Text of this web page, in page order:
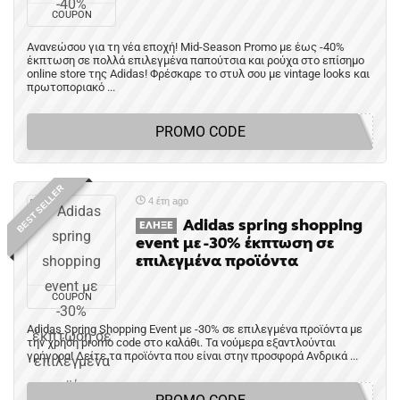
COUPON
Ανανεώσου για τη νέα εποχή! Mid-Season Promo με έως -40%
έκπτωση σε πολλά επιλεγμένα παπούτσια και ρούχα στο επίσημο
online store της Adidas! Φρέσκαρε το στυλ σου με vintage looks και
πρωτοποριακό ...
PROMO CODE
BEST SELLER
COUPON
4 έτη ago
ΈΛΗΞΕ
Adidas spring shopping
event με -30% έκπτωση σε
επιλεγμένα προϊόντα
Adidas Spring Shopping Event με -30% σε επιλεγμένα προϊόντα με
την χρήση promo code στο καλάθι. Τα νούμερα εξαντλούνται
γρήγορα! Δείτε τα προϊόντα που είναι στην προσφορά Ανδρικά ...